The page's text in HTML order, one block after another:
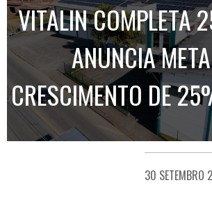
VITALIN COMPLETA
ANUNCIA
CRESCIMENTO DE
30 SETEMBRO